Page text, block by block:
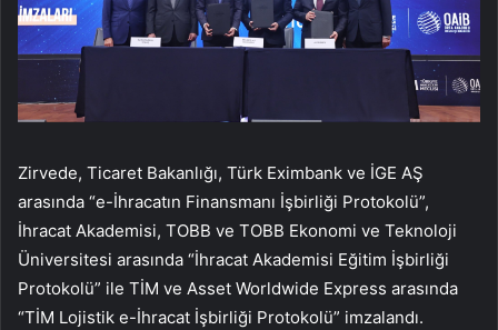
Zirvede, Ticaret Bakanlığı, Türk Eximbank ve İGE AŞ
arasında “e-İhracatın Finansmanı İşbirliği Protokolü”,
İhracat Akademisi, TOBB ve TOBB Ekonomi ve Teknoloji
Üniversitesi arasında “İhracat Akademisi Eğitim İşbirliği
Protokolü” ile TİM ve Asset Worldwide Express arasında
“TİM Lojistik e-İhracat İşbirliği Protokolü” imzalandı.